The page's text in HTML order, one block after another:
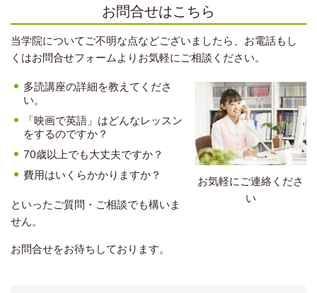
お問合せはこちら
当学院についてご不明な点などございましたら、お電話もし
くはお問合せフォームよりお気軽にご相談ください。
お気軽にご連絡くださ
い
多読講座の詳細を教えてくださ
い。
「映画で英語」はどんなレッスン
をするのですか？
70歳以上でも大丈夫ですか？
費用はいくらかかりますか？
といったご質問・ご相談でも構いま
せん。
お問合せをお待ちしております。